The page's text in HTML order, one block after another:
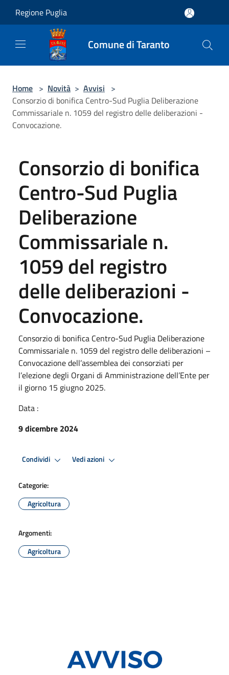
Regione Puglia
Comune di Taranto
Home > Novità > Avvisi >
Consorzio di bonifica Centro-Sud Puglia Deliberazione
Commissariale n. 1059 del registro delle deliberazioni -
Convocazione.
Consorzio di bonifica
Centro-Sud Puglia
Deliberazione
Commissariale n.
1059 del registro
delle deliberazioni -
Convocazione.
Consorzio di bonifica Centro-Sud Puglia Deliberazione
Commissariale n. 1059 del registro delle deliberazioni –
Convocazione dell’assemblea dei consorziati per
l’elezione degli Organi di Amministrazione dell’Ente per
il giorno 15 giugno 2025.
Data :
9 dicembre 2024
Condividi Vedi azioni
Categorie:
Agricoltura
Argomenti:
Agricoltura